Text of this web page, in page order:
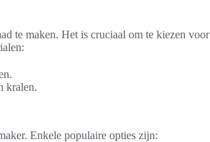
te maken. Het is cruciaal om te kiezen voor
kralen.
Enkele populaire opties zijn: